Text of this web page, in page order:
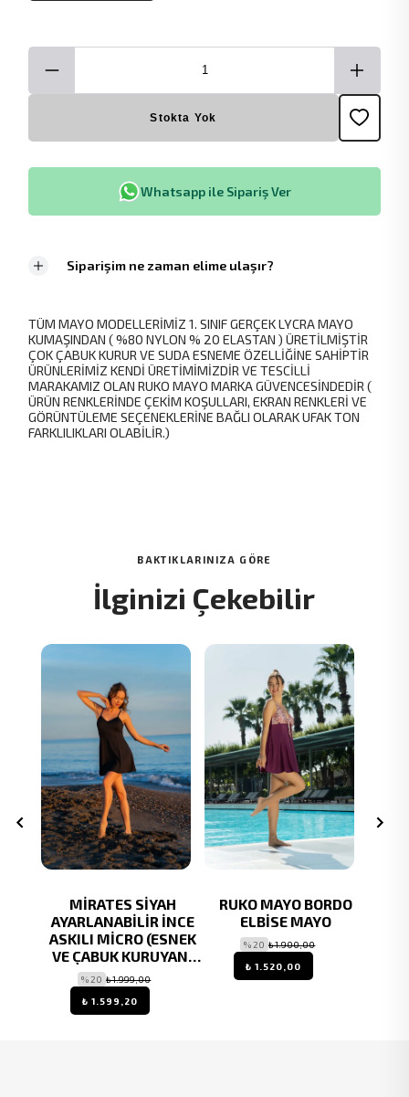
Stokta Yok
Whatsapp ile Sipariş Ver
Siparişim ne zaman elime ulaşır?
TÜM MAYO MODELLERİMİZ 1. SINIF GERÇEK LYCRA MAYO
KUMAŞINDAN ( %80 NYLON % 20 ELASTAN ) ÜRETİLMİŞTİR
ÇOK ÇABUK KURUR VE SUDA ESNEME ÖZELLİĞİNE SAHİPTİR
ÜRÜNLERİMİZ KENDİ ÜRETİMİMİZDİR VE TESCİLLİ
MARAKAMIZ OLAN RUKO MAYO MARKA GÜVENCESİNDEDİR (
ÜRÜN RENKLERİNDE ÇEKİM KOŞULLARI, EKRAN RENKLERİ VE
GÖRÜNTÜLEME SEÇENEKLERİNE BAĞLI OLARAK UFAK TON
FARKLILIKLARI OLABİLİR.)
BAKTIKLARINIZA GÖRE
İlginizi Çekebilir
MİRATES SİYAH
AYARLANABİLİR İNCE
ASKILI MİCRO (ESNEK
VE ÇABUK KURUYAN)
KUMAŞ ELBİSE MAYO
% 20 ₺ 1.999,00
₺ 1.599,20
RUKO MAYO BORDO
ELBİSE MAYO
% 20 ₺ 1.900,00
₺ 1.520,00